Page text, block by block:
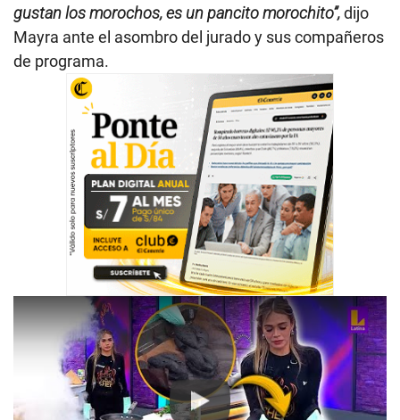
gustan los morochos, es un pancito morochito”,dijo
Mayra ante el asombro del jurado y sus compañeros
de programa.
Play